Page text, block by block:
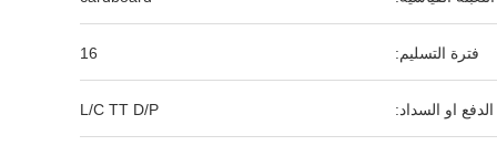
فترة التسليم: 16
او السداد: L/C TT D/P